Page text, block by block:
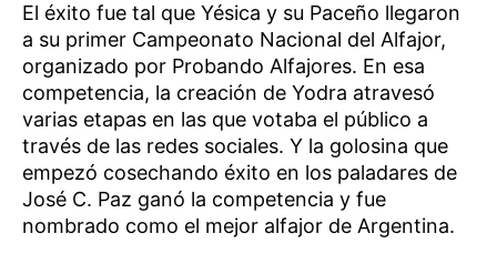
El éxito fue tal que Yésica y su Paceño llegaron
a su primer Campeonato Nacional del Alfajor,
organizado por Probando Alfajores. En esa
competencia, la creación de Yodra atravesó
varias etapas en las que votaba el público a
través de las redes sociales. Y la golosina que
empezó cosechando éxito en los paladares de
José C. Paz ganó la competencia y fue
nombrado como el mejor alfajor de Argentina.